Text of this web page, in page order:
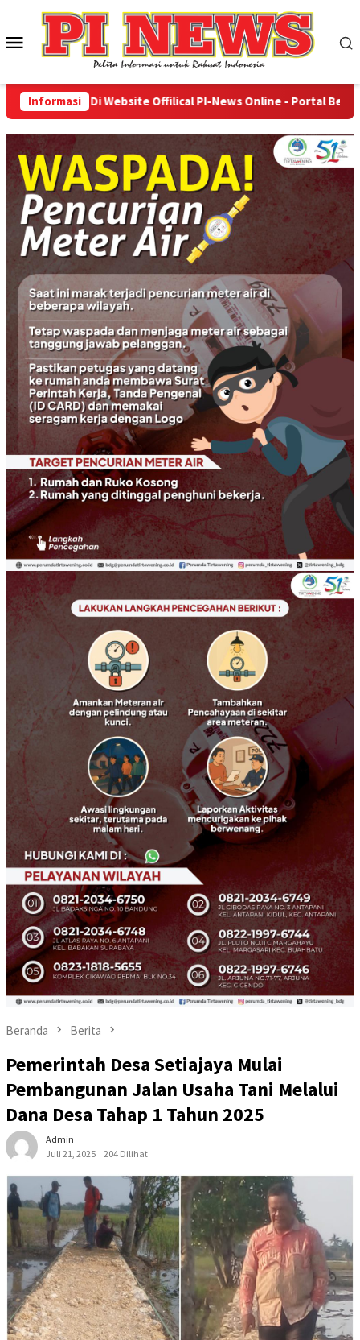
konten
Menu
Mobile
Informasi
Datang Di Website Offilical PI-News Online - Portal Berita
Beranda Berita
Pemerintah Desa Setiajaya Mulai
Pembangunan Jalan Usaha Tani Melalui
Dana Desa Tahap 1 Tahun 2025
Admin
Juli 21, 2025
204 Dilihat